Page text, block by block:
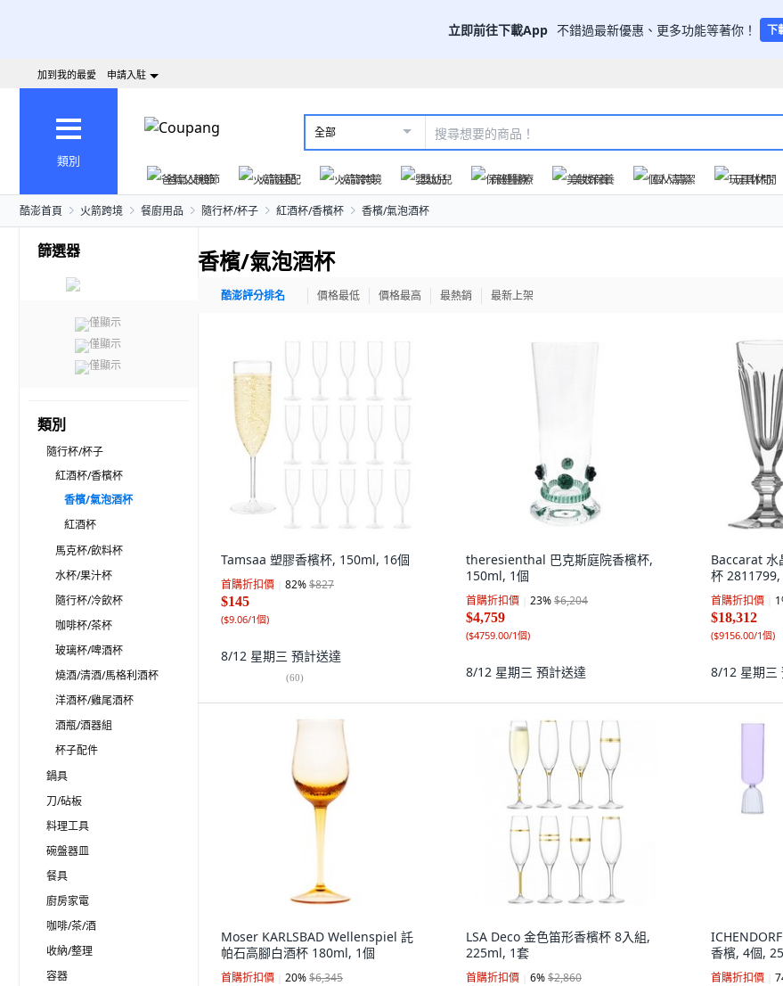
立即前往下載App 不錯過最新優惠、更多功能等著你！ 下
加到我的最愛 申請入駐
類別
全部
爸氣父親節
火箭速配 火箭跨境 嬰幼兒 保健醫療 美妝保養 個人清潔 玩具休閒
酷澎首頁 火箭跨境 餐廚用品 隨行杯/杯子 紅酒杯/香檳杯 香檳/氣泡酒杯
篩選器
僅顯示
僅顯示
僅顯示
類別
隨行杯/杯子
紅酒杯/香檳杯
香檳/氣泡酒杯
紅酒杯
馬克杯/飲料杯
水杯/果汁杯
隨行杯/冷飲杯
咖啡杯/茶杯
玻璃杯/啤酒杯
燒酒/清酒/馬格利酒杯
洋酒杯/雞尾酒杯
酒瓶/酒器組
杯子配件
鍋具
刀/砧板
料理工具
碗盤器皿
餐具
廚房家電
咖啡/茶/酒
收納/整理
容器
香檳/氣泡酒杯
酷澎評分排名 價格最低 價格最高 最熱銷 最新上架
Tamsaa 塑膠香檳杯, 150ml, 16個
首購折扣價 82%$827
$145
($9.06/1個)
8/12 星期三 預計送達
(60)
theresienthal 巴克斯庭院香檳杯,
150ml, 1個
首購折扣價 23%$6,204
$4,759
($4759.00/1個)
8/12 星期三 預計送達
Baccarat
杯
首購折扣價 1
$18,312
($9156.00/1個)
8/12 星期三
Moser KARLSBAD Wellenspiel 託
帕石高腳白酒杯 180ml, 1個
首購折扣價 20%$6,345
LSA Deco 金色笛形香檳杯 8入組,
225ml, 1套
首購折扣價 6%$2,860
香檳, 4個,
首購折扣價